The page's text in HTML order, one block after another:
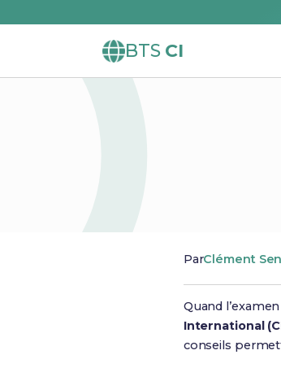
BTS CI
ParClément
Quand
International
conseils